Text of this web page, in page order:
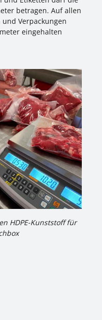
betragen. Auf allen
Verpackungen
eingehalten
HDPE-Kunststoff für